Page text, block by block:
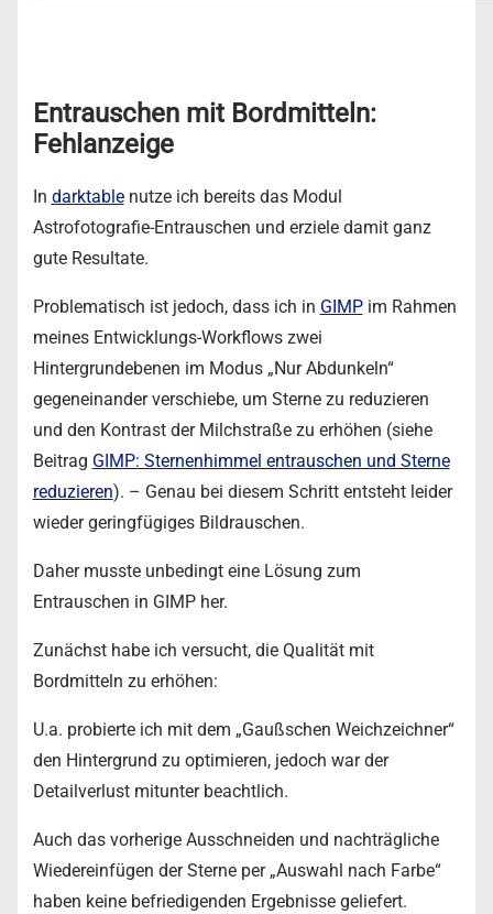
Entrauschen mit Bordmitteln:
Fehlanzeige
In darktablenutze ich bereits das Modul
Astrofotografie-Entrauschen und erziele damit ganz
gute Resultate.
Problematisch ist jedoch, dass ich in GIMPim Rahmen
meines Entwicklungs-Workflows zwei
Hintergrundebenen im Modus „Nur Abdunkeln“
gegeneinander verschiebe, um Sterne zu reduzieren
und den Kontrast der Milchstraße zu erhöhen (siehe
Beitrag GIMP: Sternenhimmel entrauschen und Sterne
reduzieren). – Genau bei diesem Schritt entsteht leider
wieder geringfügiges Bildrauschen.
Daher musste unbedingt eine Lösung zum
Entrauschen in GIMP her.
Zunächst habe ich versucht, die Qualität mit
Bordmitteln zu erhöhen:
U.a. probierte ich mit dem „Gaußschen Weichzeichner“
den Hintergrund zu optimieren, jedoch war der
Detailverlust mitunter beachtlich.
Auch das vorherige Ausschneiden und nachträgliche
Wiedereinfügen der Sterne per „Auswahl nach Farbe“
haben keine befriedigenden Ergebnisse geliefert.